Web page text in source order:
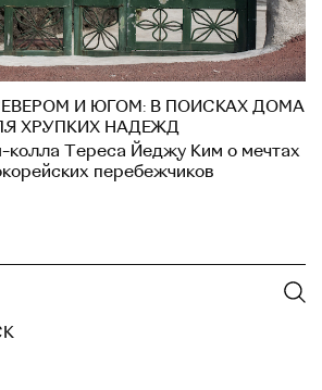
И ЮГОМ: В ПОИСКАХ ДОМА
ХРУПКИХ НАДЕЖД
колла Тереса Йеджу Ким о мечтах
перебежчиков